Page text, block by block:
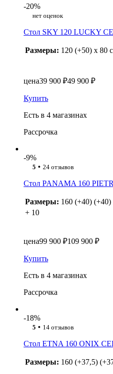
-20%
нет оценок
Стол SKY 120 LUCKY
Размеры: 120 (+50) x 80
цена39 900 ₽49 900 ₽
Купить
Есть в 4 магазинах
Рассрочка
-9%
5 • 24 отзывов
Стол PANAMA 160
Размеры: 160 (+40)
+ 10
цена99 900 ₽109 900 ₽
Купить
Есть в 4 магазинах
Рассрочка
-18%
5 • 14 отзывов
Стол ETNA 160 ONIX
Размеры: 160 (+37,5)